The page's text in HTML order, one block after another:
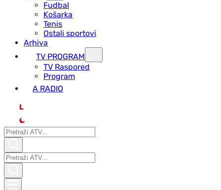
Fudbal
Košarka
Tenis
Ostali sportovi
Arhiva
TV PROGRAM
ТV Raspored
Program
A RADIO
L